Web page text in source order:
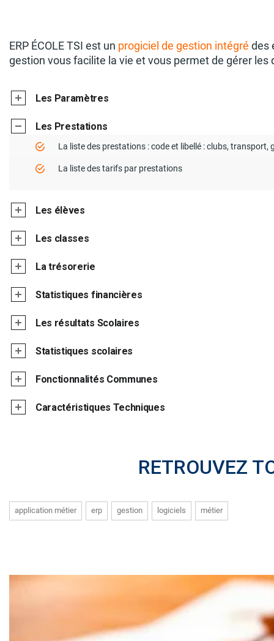
ERP ÉCOLE TSI est un progiciel de gestion intégré des
gestion vous facilite la vie et vous permet de gérer
Les Paramètres
Les Prestations
La liste des prestations : code et libellé : clubs,
La liste des tarifs par prestations
Les élèves
Les classes
La trésorerie
Statistiques financières
Les résultats Scolaires
Statistiques scolaires
Fonctionnalités Communes
Caractéristiques Techniques
RETROUVEZ
application métier erp gestion logiciels métier